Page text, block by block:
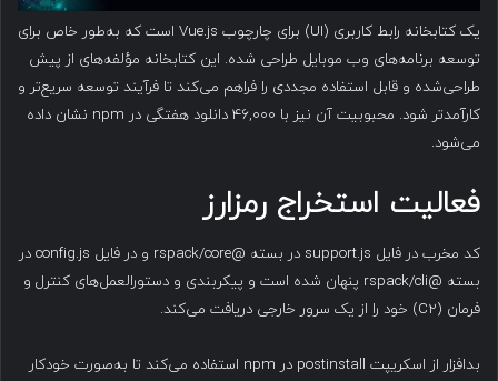
یک کتابخانه رابط کاربری (UI) برای چارچوب Vue.js است که به‌طور خاص برای
توسعه برنامه‌های وب موبایل طراحی شده. این کتابخانه مؤلفه‌های از پیش
طراحی‌شده و قابل استفاده مجددی را فراهم می‌کند تا فرآیند توسعه سریع‌تر و
کارآمدتر شود. محبوبیت آن نیز با ۴۶,۰۰۰ دانلود هفتگی در npm نشان داده
می‌شود.
فعالیت استخراج رمزارز
کد مخرب در فایل support.js در بسته @rspack/core و در فایل config.js در
بسته @rspack/cli پنهان شده است و پیکربندی و دستورالعمل‌های کنترل و
فرمان (C2) خود را از یک سرور خارجی دریافت می‌کند.
بدافزار از اسکریپت postinstall در npm استفاده می‌کند تا به‌صورت خودکار